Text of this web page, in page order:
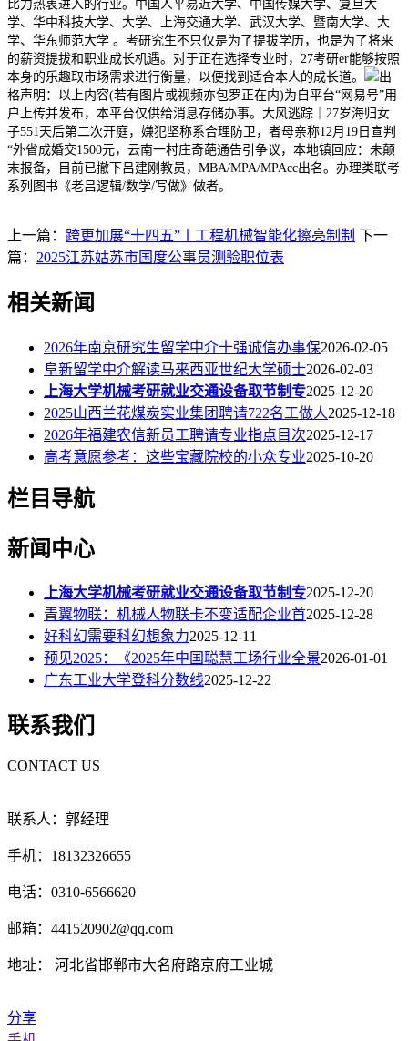
比力热衷进入的行业。中国人平易近大学、中国传媒大学、复旦大
学、华中科技大学、大学、上海交通大学、武汉大学、暨南大学、大
学、华东师范大学 。考研究生不只仅是为了提拔学历，也是为了将来
的薪资提拔和职业成长机遇。对于正在选择专业时，27考研er能够按照
本身的乐趣取市场需求进行衡量，以便找到适合本人的成长道。
出
格声明：以上内容(若有图片或视频亦包罗正在内)为自平台“网易号”用
户上传并发布，本平台仅供给消息存储办事。大风逃踪｜27岁海归女
子551天后第二次开庭，嫌犯坚称系合理防卫，者母亲称12月19日宣判
“外省成婚交1500元，云南一村庄奇葩通告引争议，本地镇回应：未颠
末报备，目前已撤下吕建刚教员，MBA/MPA/MPAcc出名。办理类联考
系列图书《老吕逻辑/数学/写做》做者。
上一篇： 跨更加展“十四五”丨工程机械智能化擦亮制制 下一
篇： 2025江苏姑苏市国度公事员测验职位表
相关新闻
2026年南京研究生留学中介十强诚信办事保2026-02-05
阜新留学中介解读马来西亚世纪大学硕士2026-02-03
上海大学机械考研就业交通设备取节制专2025-12-20
2025山西兰花煤炭实业集团聘请722名工做人2025-12-18
2026年福建农信新员工聘请专业指点目次2025-12-17
高考意愿参考：这些宝藏院校的小众专业2025-10-20
栏目导航
新闻中心
上海大学机械考研就业交通设备取节制专2025-12-20
青翼物联：机械人物联卡不变适配企业首2025-12-28
好科幻需要科幻想象力2025-12-11
预见2025：《2025年中国聪慧工场行业全景2026-01-01
广东工业大学登科分数线2025-12-22
联系我们
CONTACT US
联系人：郭经理
手机：18132326655
电话：0310-6566620
邮箱：441520902@qq.com
地址： 河北省邯郸市大名府路京府工业城
分享